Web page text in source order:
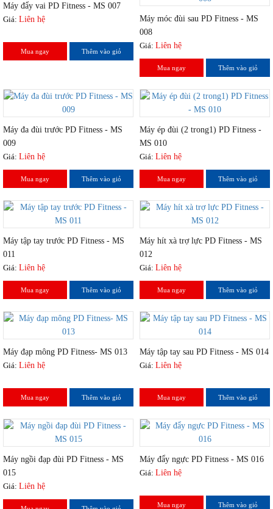
Máy đẩy vai PD Fitness - MS 007
Giá: Liên hệ
Mua ngay Thêm vào giỏ
Máy móc đùi sau PD Fitness - MS
008
Giá: Liên hệ
Mua ngay Thêm vào giỏ
Máy đa đùi trước PD Fitness - MS
009
Giá: Liên hệ
Mua ngay Thêm vào giỏ
Máy ép đùi (2 trong1) PD Fitness -
MS 010
Giá: Liên hệ
Mua ngay Thêm vào giỏ
Máy tập tay trước PD Fitness - MS
011
Giá: Liên hệ
Mua ngay Thêm vào giỏ
Máy hít xà trợ lực PD Fitness - MS
012
Giá: Liên hệ
Mua ngay Thêm vào giỏ
Máy đạp mông PD Fitness- MS 013
Giá: Liên hệ
Mua ngay Thêm vào giỏ
Máy tập tay sau PD Fitness - MS 014
Giá: Liên hệ
Mua ngay Thêm vào giỏ
Máy ngồi đạp đùi PD Fitness - MS
015
Giá: Liên hệ
Máy đẩy ngực PD Fitness - MS 016
Giá: Liên hệ
Mua ngay Thêm vào giỏ